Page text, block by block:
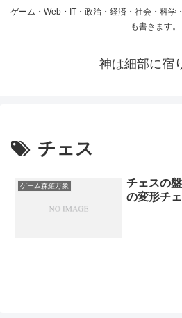
ゲーム・Web・IT・政治・経済・社会・科学
も書きます。
神は細部に宿
チェス
ゲーム森羅万象
チェスの
の変形チ